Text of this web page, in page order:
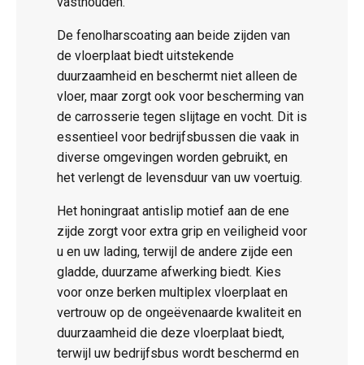
De fenolharscoating aan beide zijden van
de vloerplaat biedt uitstekende
duurzaamheid en beschermt niet alleen de
vloer, maar zorgt ook voor bescherming van
de carrosserie tegen slijtage en vocht. Dit is
essentieel voor bedrijfsbussen die vaak in
diverse omgevingen worden gebruikt, en
het verlengt de levensduur van uw voertuig.
Het honingraat antislip motief aan de ene
zijde zorgt voor extra grip en veiligheid voor
u en uw lading, terwijl de andere zijde een
gladde, duurzame afwerking biedt. Kies
voor onze berken multiplex vloerplaat en
vertrouw op de ongeëvenaarde kwaliteit en
duurzaamheid die deze vloerplaat biedt,
terwijl uw bedrijfsbus wordt beschermd en